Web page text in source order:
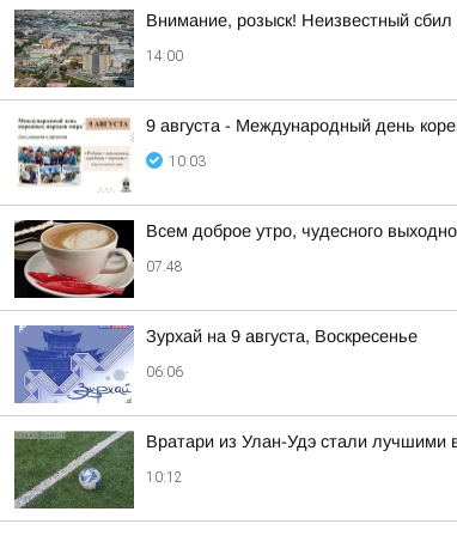
Внимание, розыск! Неизвестный
14:00
9 августа - Международный день
10:03
Всем доброе утро, чудесного
07:48
Зурхай на 9 августа, Воскресенье
06:06
Вратари из Улан-Удэ стали
10:12